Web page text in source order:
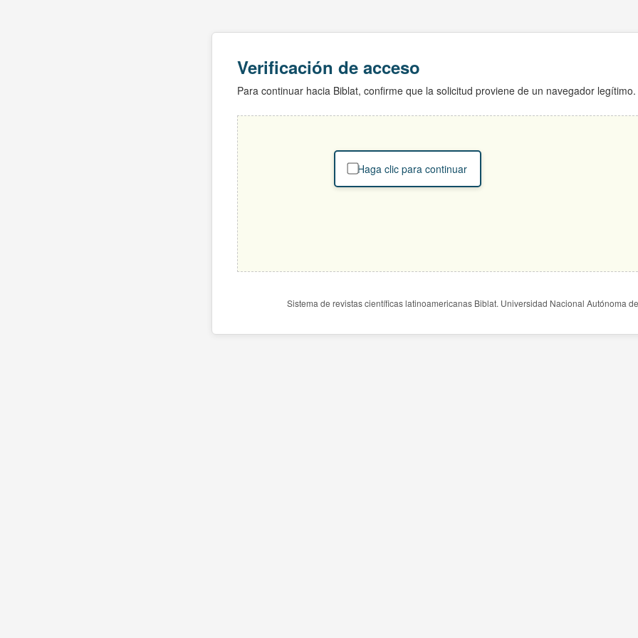
Verificación de acceso
Para continuar hacia Biblat, confirme que la solicitud proviene de un navegador legítimo.
Haga clic para continuar
Sistema de revistas científicas latinoamericanas Biblat. Universidad Nacional Autónoma